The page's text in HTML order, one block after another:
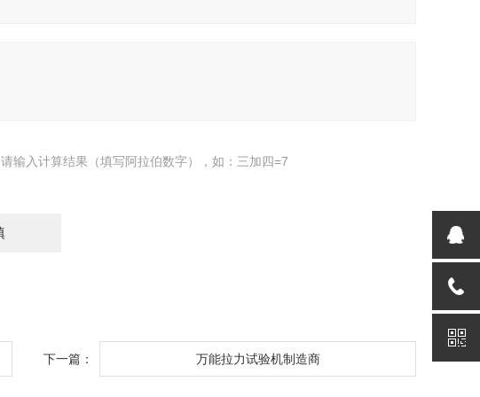
请输入计算结果（填写阿拉伯数字），如：三加四=7
下一篇： 万能拉力试验机制造商